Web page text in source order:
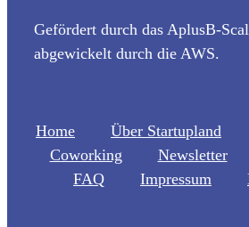
Gefördert durch das AplusB-
abgewickelt durch die AWS.
Home Über Startupland
Coworking
Newsletter
FAQ
Impressum